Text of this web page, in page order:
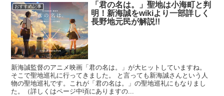
おすすめ記事
「君の名は。」聖地は小海町と判
明！新海誠をwikiより一部詳しく
長野地元民が解説!!
新海誠監督のアニメ映画「君の名は。」が大ヒットしていますね。
そこで聖地巡礼に行ってきました。 と言っても新海誠さんという人
物の聖地巡礼です。これが「君の名は。」の聖地巡礼にもなりまし
た。（詳しくはページ中頃にありますの...